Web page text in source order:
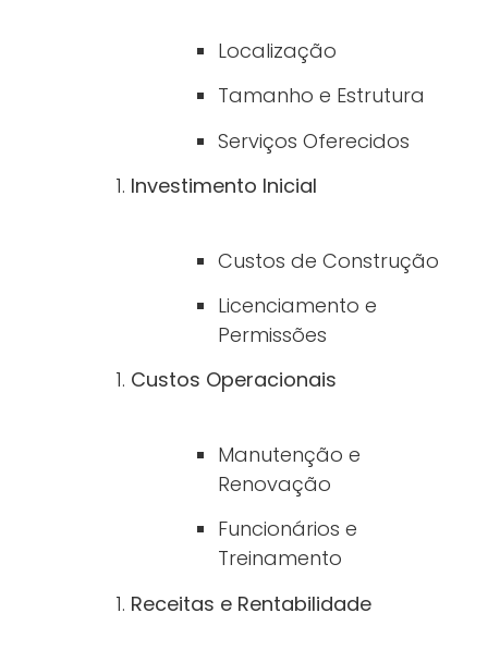
Localização
Tamanho e Estrutura
Serviços Oferecidos
Investimento Inicial
Custos de Construção
Licenciamento e
Permissões
Custos Operacionais
Manutenção e
Renovação
Funcionários e
Treinamento
Receitas e Rentabilidade